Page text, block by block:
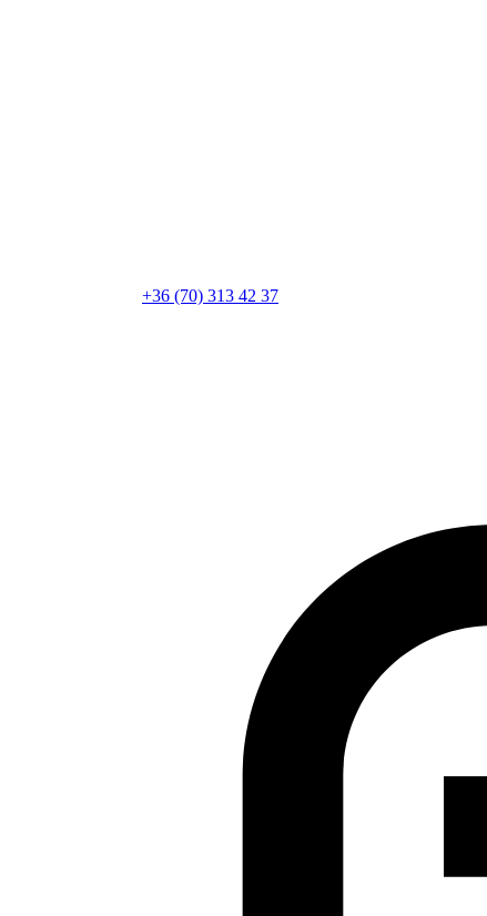
+36 (70) 313 42 37